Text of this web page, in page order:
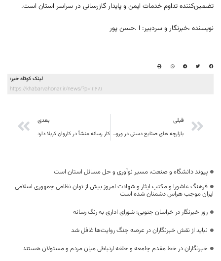
تضمین‌کننده تداوم خدمات ایمن و پایدار گازرسانی در سراسر استان است.
نویسنده ،خبرنگار و سردبیر: ا .حسن پور
لینک کوتاه خبر:
https://khabarvahonar.ir/news/?p=111681
قبلی
بازارچه های صنایع دستی در ورودی شهرها و مراکز دهستان ها ایجاد شود
بعدی
کار رسانه منشأ در کاروان کربلا دارد
پیوند دانشگاه و صنعت، مسیر نوآوری و حل مسائل استان است
فرهنگ عاشورا و مکتب ایثار و شهادت امروز بیش از توان نظامی جمهوری اسلامی
ایران موجب هراس دشمنان شده است
روز خبرنگار در خراسان جنوبی؛ شورای اداری به رنگ رسانه
نباید از نقش خبرنگاران در عرصه جنگ روایت‌ها غافل شد
خبرنگاران در خط مقدم جامعه و حلقه ارتباطی میان مردم و مسئولان هستند